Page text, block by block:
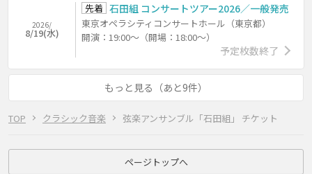
TOP クラシック音楽 弦楽アンサンブル「石田組」 チケット
2026/
8/19(水)
先着 石田組 コンサートツアー2026／一般発売
東京オペラシティコンサートホール（東京都）
開演：19:00～（開場：18:00～）
予定枚数終了
もっと見る（あと9件）
ページトップへ